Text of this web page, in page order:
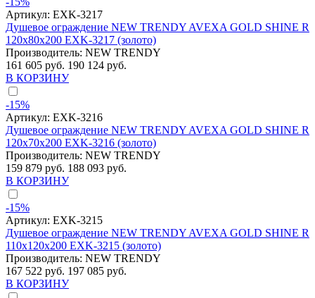
Артикул: EXK-3217
Душевое ограждение NEW TRENDY AVEXA GOLD SHINE R
120x80x200 EXK-3217 (золото)
Производитель: NEW TRENDY
161 605 руб. 190 124 руб.
В КОРЗИНУ
-15%
Артикул: EXK-3216
Душевое ограждение NEW TRENDY AVEXA GOLD SHINE R
120x70x200 EXK-3216 (золото)
Производитель: NEW TRENDY
159 879 руб. 188 093 руб.
В КОРЗИНУ
-15%
Артикул: EXK-3215
Душевое ограждение NEW TRENDY AVEXA GOLD SHINE R
110x120x200 EXK-3215 (золото)
Производитель: NEW TRENDY
167 522 руб. 197 085 руб.
В КОРЗИНУ